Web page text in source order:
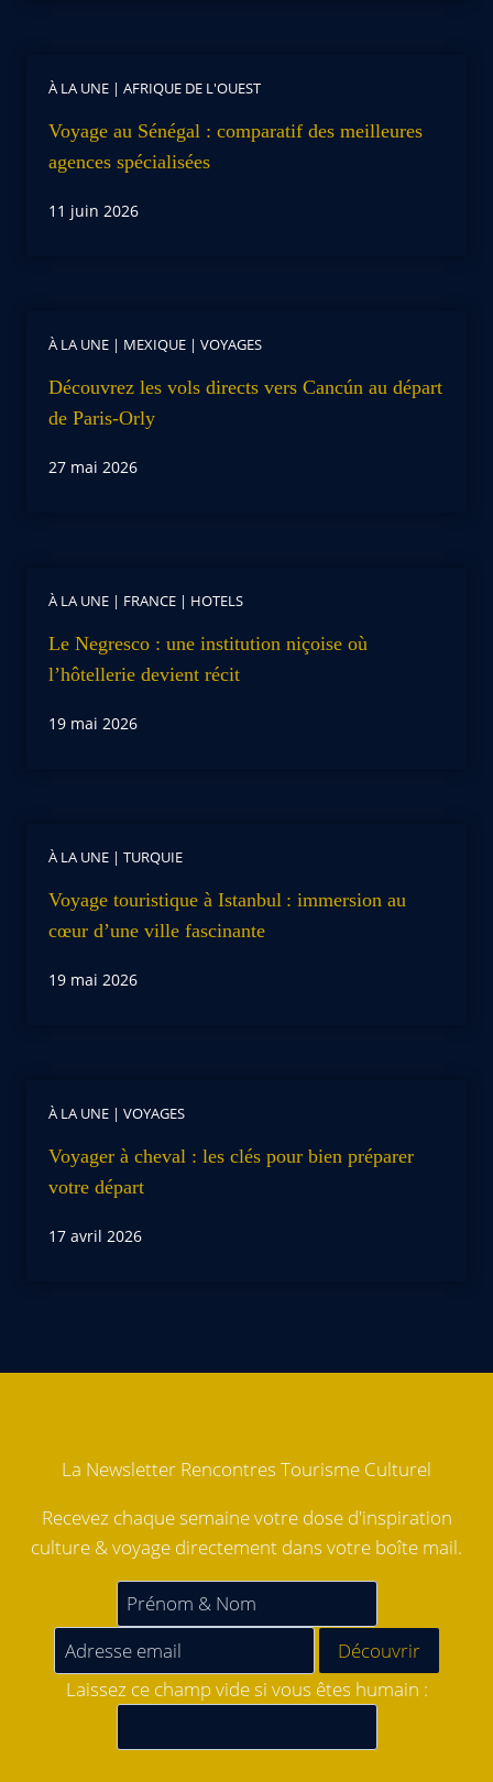
À LA UNE | AFRIQUE DE L'OUEST
Voyage au Sénégal : comparatif des meilleures
agences spécialisées
11 juin 2026
À LA UNE | MEXIQUE | VOYAGES
Découvrez les vols directs vers Cancún au départ
de Paris-Orly
27 mai 2026
À LA UNE | FRANCE | HOTELS
Le Negresco : une institution niçoise où
l’hôtellerie devient récit
19 mai 2026
À LA UNE | TURQUIE
Voyage touristique à Istanbul : immersion au
cœur d’une ville fascinante
19 mai 2026
À LA UNE | VOYAGES
Voyager à cheval : les clés pour bien préparer
votre départ
17 avril 2026
La Newsletter Rencontres Tourisme Culturel
Recevez chaque semaine votre dose d'inspiration
culture & voyage directement dans votre boîte mail.
Laissez ce champ vide si vous êtes humain :